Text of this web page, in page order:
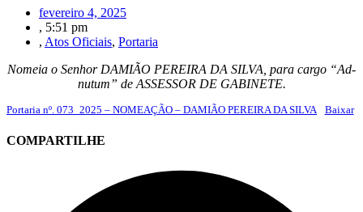
fevereiro 4, 2025
, 5:51 pm
, Atos Oficiais, Portaria
Nomeia o Senhor DAMIÃO PEREIRA DA SILVA, para cargo “Ad-
nutum” de ASSESSOR DE GABINETE.
Portaria nº. 073_2025 – NOMEAÇÃO – DAMIÃO PEREIRA DA SILVA Baixar
COMPARTILHE